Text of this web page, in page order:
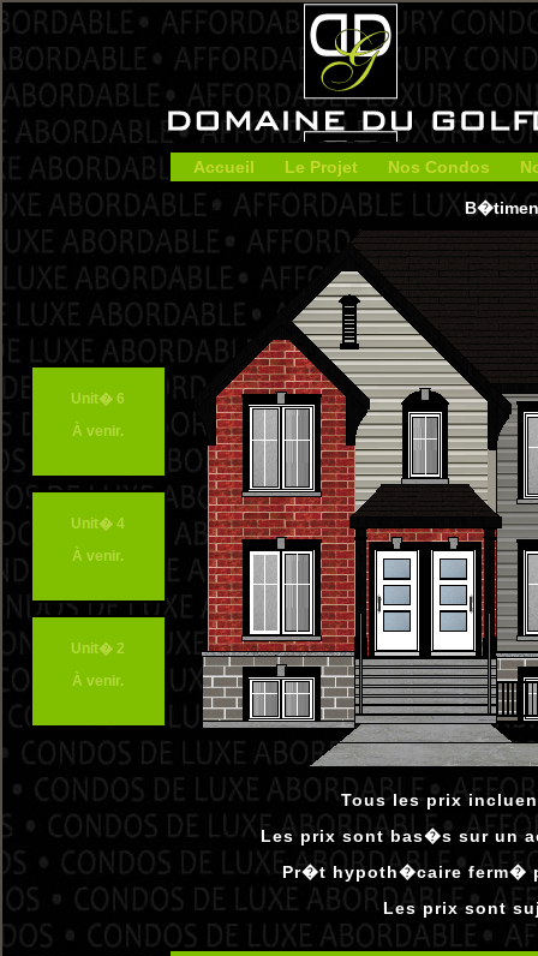
Accueil Le Projet Nos Condos
Unit� 6
À venir.
Unit� 4
À venir.
Unit� 2
À venir.
Tous les prix
Les prix sont bas�s sur un
Pr�t hypoth�caire ferm�
Les prix sont